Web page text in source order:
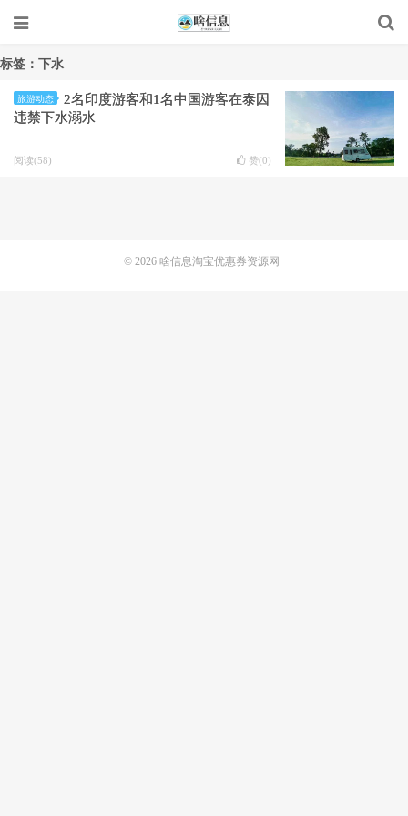
标签：下水
旅游动态
2名印度游客和1名中国游客在泰因
违禁下水溺水
阅读(58) 赞(0)
© 2026 啥信息淘宝优惠券资源网